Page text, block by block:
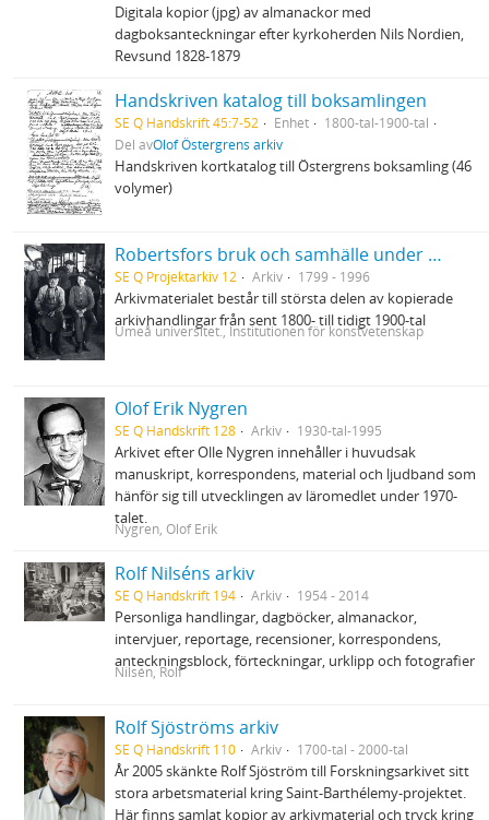
Digitala kopior (jpg) av almanackor med
dagboksanteckningar efter kyrkoherden Nils Nordien,
Revsund 1828-1879
Handskriven katalog till boksamlingen
SE Q Handskrift 45:7-52 Enhet
1800-tal-1900-tal
Del avOlof Östergrens arkiv
Handskriven kortkatalog till Östergrens boksamling (46
volymer)
Robertsfors bruk och samhälle under 1900-talet
SE Q Projektarkiv 12 Arkiv 1799 - 1996
Arkivmaterialet består till största delen av kopierade
arkivhandlingar från sent 1800- till tidigt 1900-tal
Umeå universitet., Institutionen för konstvetenskap
Olof Erik Nygren
SE Q Handskrift 128 Arkiv 1930-tal-1995
Arkivet efter Olle Nygren innehåller i huvudsak
manuskript, korrespondens, material och ljudband som
hänför sig till utvecklingen av läromedlet under 1970‐
talet.
Nygren, Olof Erik
Rolf Nilséns arkiv
SE Q Handskrift 194 Arkiv 1954 - 2014
Personliga handlingar, dagböcker, almanackor,
intervjuer, reportage, recensioner, korrespondens,
anteckningsblock, förteckningar, urklipp och fotografier
Nilsén, Rolf
Rolf Sjöströms arkiv
SE Q Handskrift 110 Arkiv 1700-tal - 2000-tal
År 2005 skänkte Rolf Sjöström till Forskningsarkivet sitt
stora arbetsmaterial kring Saint-Barthélemy-projektet.
Här finns samlat kopior av arkivmaterial och tryck kring